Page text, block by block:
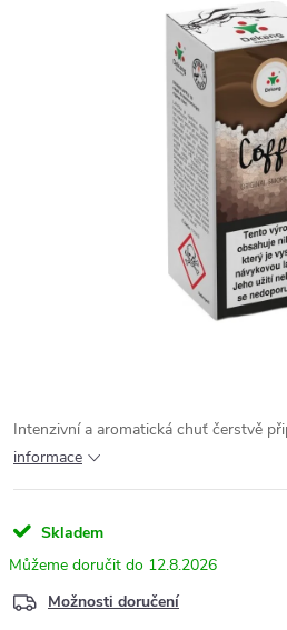
Intenzivní a aromatická chuť čerstvě
informace
Skladem
12.8.2026
Možnosti doručení